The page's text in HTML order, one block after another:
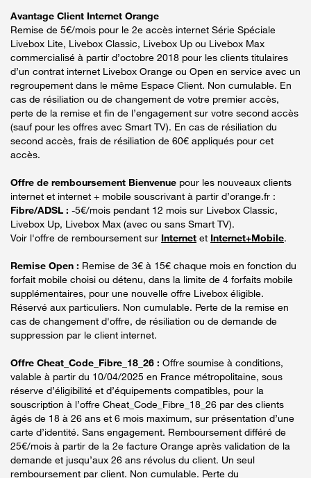
Avantage Client Internet Orange
Remise de 5€/mois pour le 2e accès internet Série Spéciale
Livebox Lite, Livebox Classic, Livebox Up ou Livebox Max
commercialisé à partir d’octobre 2018 pour les clients titulaires
d’un contrat internet Livebox Orange ou Open en service avec un
regroupement dans le même Espace Client. Non cumulable. En
cas de résiliation ou de changement de votre premier accès,
perte de la remise et fin de l’engagement sur votre second accès
(sauf pour les offres avec Smart TV). En cas de résiliation du
second accès, frais de résiliation de 60€ appliqués pour cet
accès.
Offre de remboursement Bienvenue pour les nouveaux clients
internet et internet + mobile souscrivant à partir d’orange.fr :
Fibre/ADSL : -5€/mois pendant 12 mois sur Livebox Classic,
Livebox Up, Livebox Max (avec ou sans Smart TV).
Voir l'offre de remboursement sur Internet et Internet+Mobile.
Remise Open : Remise de 3€ à 15€ chaque mois en fonction du
forfait mobile choisi ou détenu, dans la limite de 4 forfaits mobile
supplémentaires, pour une nouvelle offre Livebox éligible.
Réservé aux particuliers. Non cumulable. Perte de la remise en
cas de changement d'offre, de résiliation ou de demande de
suppression par le client internet.
Offre Cheat_Code_Fibre_18_26 : Offre soumise à conditions,
valable à partir du 10/04/2025 en France métropolitaine, sous
réserve d’éligibilité et d’équipements compatibles, pour la
souscription à l’offre Cheat_Code_Fibre_18_26 par des clients
âgés de 18 à 26 ans et 6 mois maximum, sur présentation d’une
carte d’identité. Sans engagement. Remboursement différé de
25€/mois à partir de la 2e facture Orange après validation de la
demande et jusqu’aux 26 ans révolus du client. Un seul
remboursement par client. Non cumulable. Perte du